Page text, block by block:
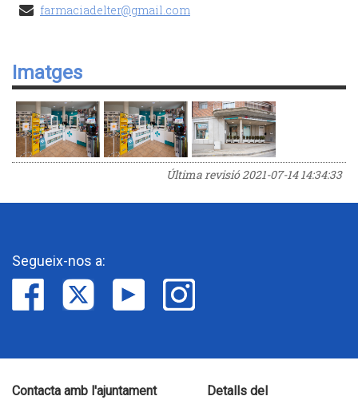
farmaciadelter@gmail.com
Imatges
Última revisió2021-07-14 14:34:33
Segueix-nos a:
Contacta amb l'ajuntament
Detalls del